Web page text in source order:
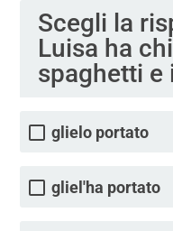
Scegli la
Luisa ha
spaghetti e
glielo portato
gliel'ha portato